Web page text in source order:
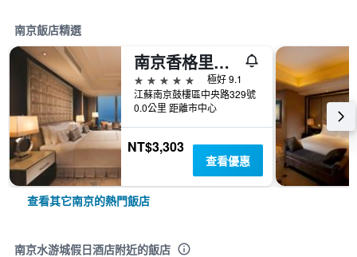
南京飯店精選
南京香​​格里拉大酒店
5星級
極好 9.1
江蘇南京鼓樓區中央路329號
0.0公里 距離市中心
NT$3,303
查看優惠
查看其它南京的熱門飯店
南京水游城假日酒店附近的飯店